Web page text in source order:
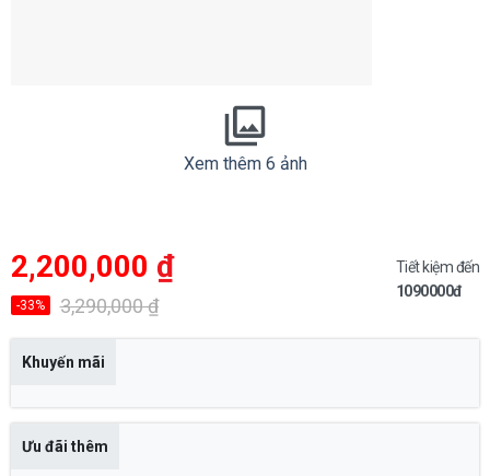
Xem thêm 6 ảnh
3,290,000₫
Giá
gốc
3,290,000 ₫.
2,200,000 ₫
Giá
hiện
tại
là:
2,200,000 ₫.
Tiết kiệm đến
1090000đ
-33%
Khuyến mãi
Ưu đãi thêm